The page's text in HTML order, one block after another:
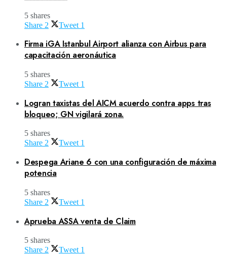
5 shares
Share 2 Tweet 1
Firma iGA Istanbul Airport alianza con Airbus para
capacitación aeronáutica
5 shares
Share 2 Tweet 1
Logran taxistas del AICM acuerdo contra apps tras
bloqueo; GN vigilará zona.
5 shares
Share 2 Tweet 1
Despega Ariane 6 con una configuración de máxima
potencia
5 shares
Share 2 Tweet 1
Aprueba ASSA venta de Claim
5 shares
Share 2 Tweet 1